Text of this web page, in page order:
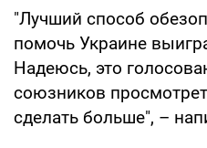
"Лучший способ
помочь Украине
Надеюсь, это
союзников
сделать больше", –